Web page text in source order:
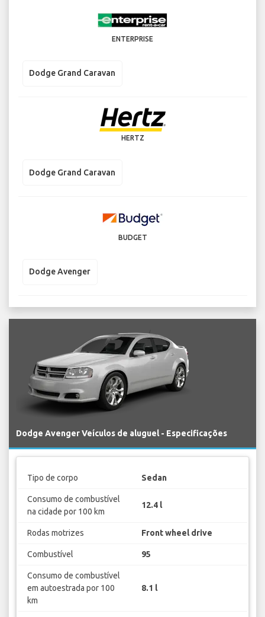
ENTERPRISE
Dodge Grand Caravan
HERTZ
Dodge Grand Caravan
BUDGET
Dodge Avenger
Dodge Avenger Veículos de aluguel - Especificações
Tipo de corpo Sedan
Consumo de combustível
na cidade por 100 km
12.4 l
Rodas motrizes Front wheel drive
Combustível 95
Consumo de combustível
em autoestrada por 100
km
8.1 l